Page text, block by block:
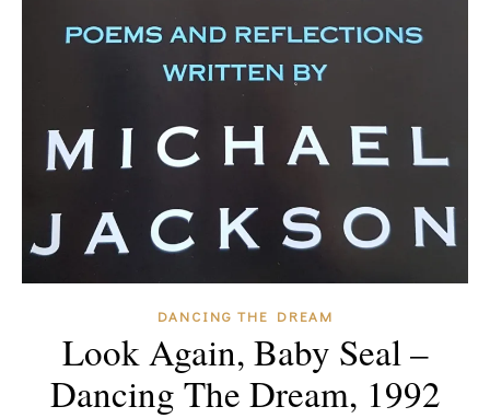
DANCING THE DREAM
Look Again, Baby Seal –
Dancing The Dream, 1992